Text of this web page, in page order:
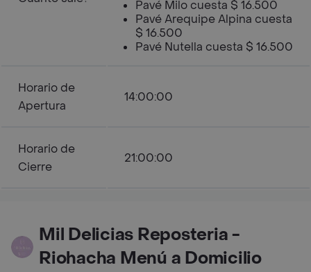
Pavé Milo cuesta $ 16.500
Pavé Arequipe Alpina cuesta
$ 16.500
Pavé Nutella cuesta $ 16.500
Horario de
Apertura
14:00:00
Horario de
Cierre
21:00:00
Mil Delicias Reposteria -
Riohacha Menú a Domicilio